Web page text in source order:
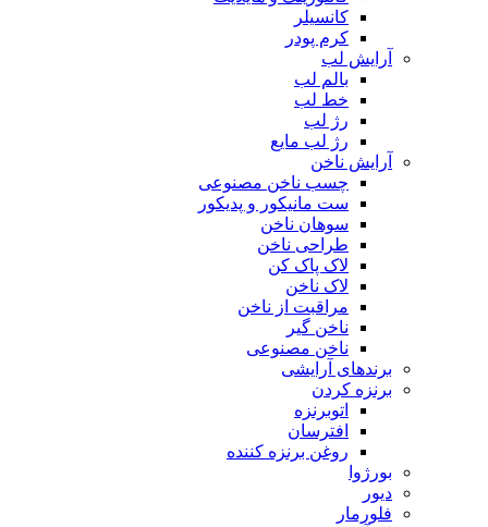
کانسیلر
کرم پودر
آرایش لب
بالم لب
خط لب
رژ لب
رژ لب مایع
آرایش ناخن
چسب ناخن مصنوعی
ست مانیکور و پدیکور
سوهان ناخن
طراحی ناخن
لاک پاک کن
لاک ناخن
مراقبت از ناخن
ناخن گیر
ناخن مصنوعی
برندهای آرایشی
برنزه کردن
اتوبرنزه
افترسان
روغن برنزه کننده
بورژوا
دیور
فلورمار